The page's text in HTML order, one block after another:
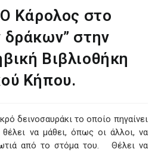
Κάρολος στο
δράκων” στην
Βιβλιοθήκη
Κήπου.
δεινοσαυράκι το οποίο πηγαίνει
να μάθει, όπως οι άλλοι, να
από το στόμα του. Θέλει να